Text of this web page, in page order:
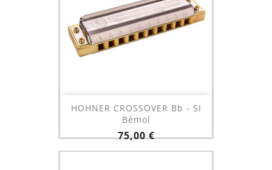
HOHNER CROSSOVER Bb - SI
Bémol
Prix
75,00 €